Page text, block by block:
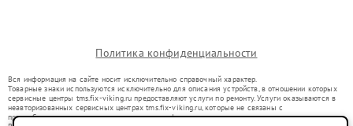
Политика конфиденциальности
Вся информация на сайте носит исключительно справочный характер.
Товарные знаки используются исключительно для описания устройств, в отношении которых
сервисные центры tms.fix-viking.ru предоставляют услуги по ремонту. Услуги оказываются в
неавторизованных сервисных центрах tms.fix-viking.ru, которые не связаны с
правообладателями товарных знаков или их официальными представителями.